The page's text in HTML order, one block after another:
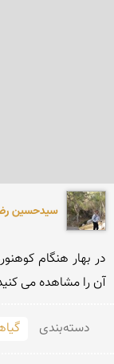
سیدحسین
آن را مشاهده می
دسته‌بندی